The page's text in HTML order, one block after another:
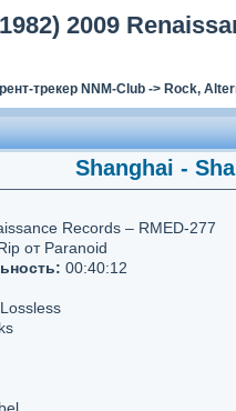
2009
трекер NNM-Club -> Rock,
Shanghai -
Records – RMED-277
от Paranoid
00:40:12